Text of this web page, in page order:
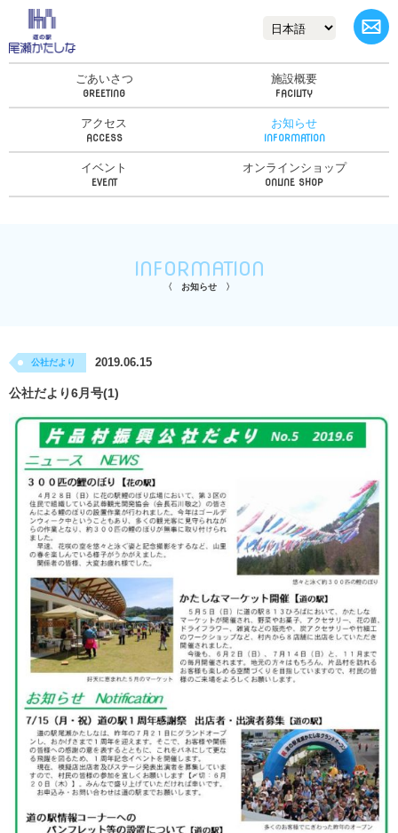
ごあいさつ 施設概要
アクセス お知らせ
イベント オンラインショップ
INFORMATION
お知らせ
公社だより 2019.06.15
公社だより6月号(1)